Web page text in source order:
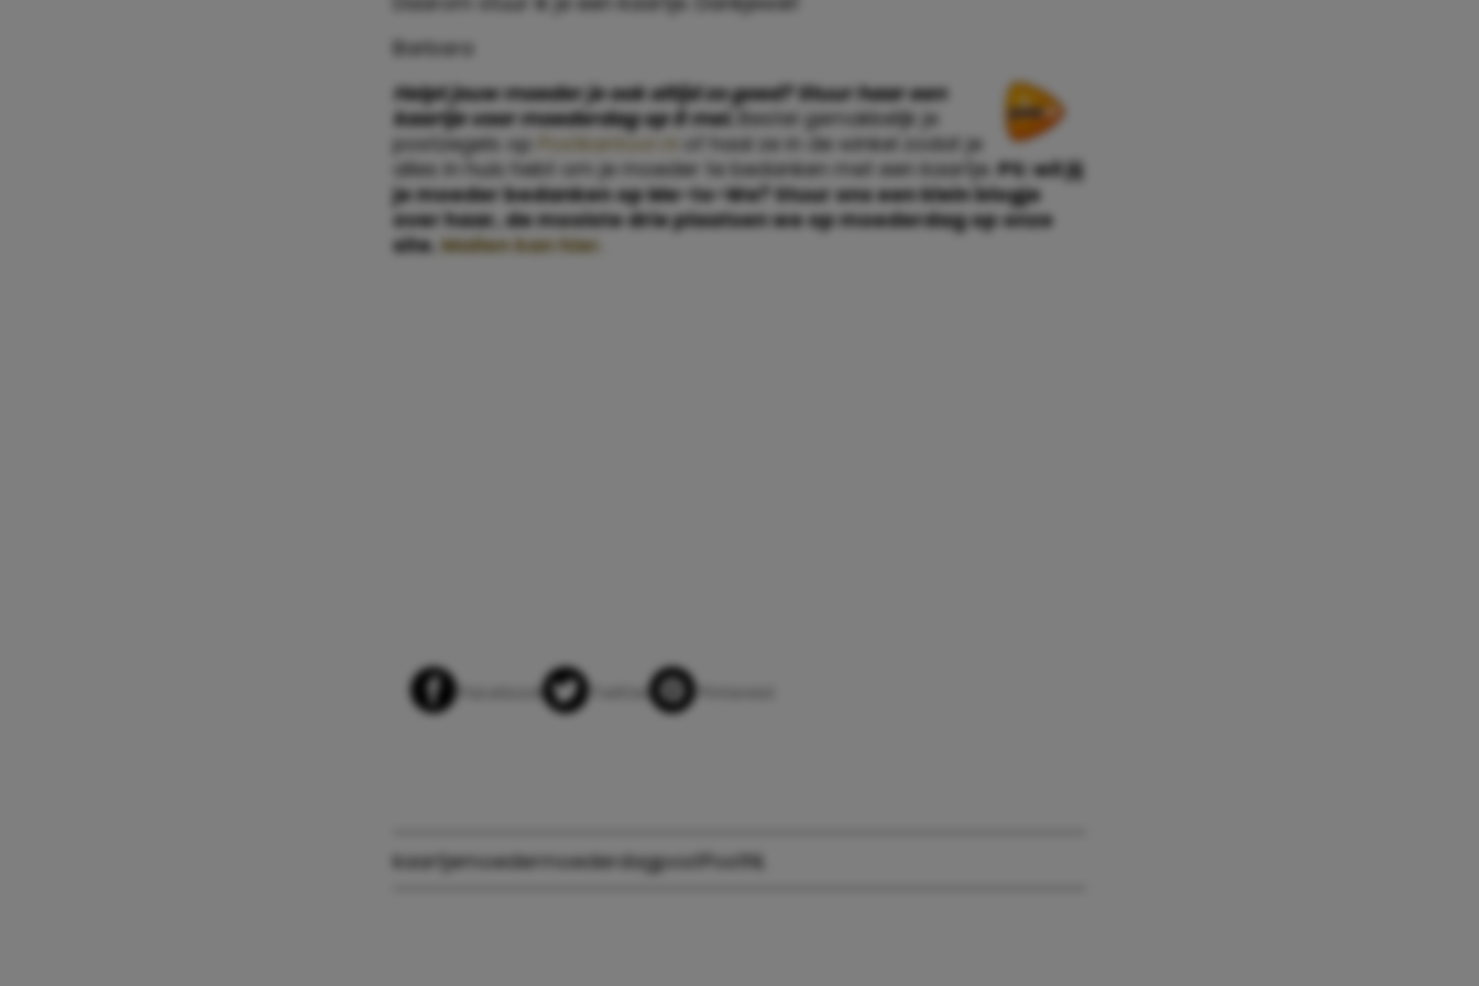
Barbara
Helpt jouw moeder je ook altijd zo goed? Stuur haar een
kaartje voor moederdag op 8 mei.
Bestel gemakkelijk je
postzegels op
Postkantoor.nl
of haal ze in de winkel zodat je
alles in huis hebt om je moeder te bedanken met een kaartje. PS: wil jij
je moeder bedanken op Me-to-We? Stuur ons een klein blogje
over haar, de mooiste drie plaatsen we op moederdag op onze
site. Mailen kan hier.
Whatsapp
kaartjemoedermoederdagpostPostNL